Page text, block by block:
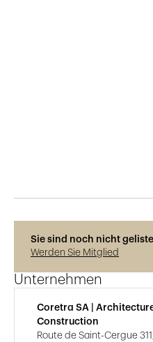
Sie sind noch nicht
Werden Sie Mitglied
Unternehmen
Coretra SA |
Construction
Route de Saint-Cergue 311,